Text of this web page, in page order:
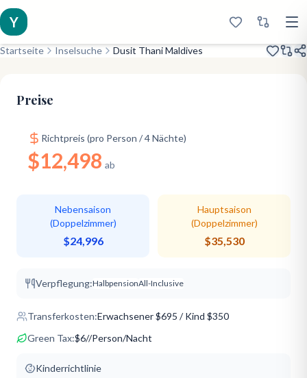
Y
Startseite Inselsuche Dusit Thani Maldives
Preise
Richtpreis (pro Person / 4 Nächte)
$12,498 ab
Nebensaison
(Doppelzimmer)
$24,996
Hauptsaison
(Doppelzimmer)
$35,530
Verpflegung:HalbpensionAll-Inclusive
Transferkosten:Erwachsener$695 / Kind $350
Green Tax:$6//Person/Nacht
Kinderrichtlinie